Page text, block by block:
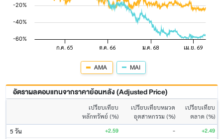
AMA MAI
อัตราผลตอบแทนจากราคาย้อนหลัง (Adjusted Price)
เปรียบเทียบ
หลักทรัพย์ (%)
เปรียบเทียบหมวด
อุตสาหกรรม (%)
เปรียบเทียบ
ตลาด (%)
5 วัน
+2.59 - +2.49